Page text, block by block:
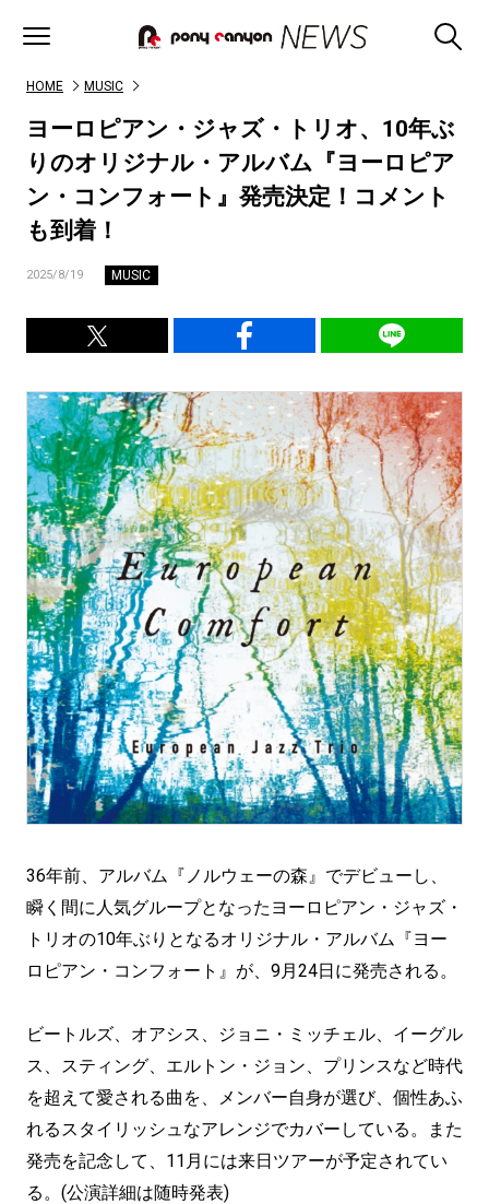
HOME MUSIC
ヨーロピアン・ジャズ・トリオ、10年ぶ
りのオリジナル・アルバム『ヨーロピア
ン・コンフォート』発売決定！コメント
も到着！
2025/8/19 MUSIC
36年前、アルバム『ノルウェーの森』でデビューし、
瞬く間に人気グループとなったヨーロピアン・ジャズ・
トリオの10年ぶりとなるオリジナル・アルバム『ヨー
ロピアン・コンフォート』が、9月24日に発売される。
ビートルズ、オアシス、ジョニ・ミッチェル、イーグル
ス、スティング、エルトン・ジョン、プリンスなど時代
を超えて愛される曲を、メンバー自身が選び、個性あふ
れるスタイリッシュなアレンジでカバーしている。また
発売を記念して、11月には来日ツアーが予定されてい
る。(公演詳細は随時発表)